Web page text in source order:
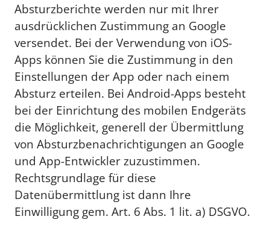
Absturzberichte werden nur mit Ihrer
ausdrücklichen Zustimmung an Google
versendet. Bei der Verwendung von iOS-
Apps können Sie die Zustimmung in den
Einstellungen der App oder nach einem
Absturz erteilen. Bei Android-Apps besteht
bei der Einrichtung des mobilen Endgeräts
die Möglichkeit, generell der Übermittlung
von Absturzbenachrichtigungen an Google
und App-Entwickler zuzustimmen.
Rechtsgrundlage für diese
Datenübermittlung ist dann Ihre
Einwilligung gem. Art. 6 Abs. 1 lit. a) DSGVO.